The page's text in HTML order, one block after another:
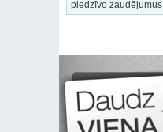
piedzīvo zaudējumus